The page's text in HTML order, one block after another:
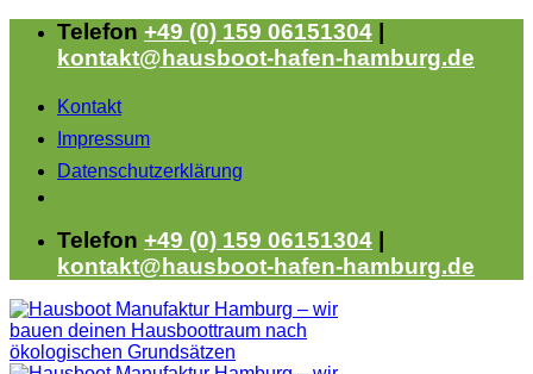
Zum
springen
Telefon +49 (0) 159 06151304
kontakt@hausboot-hafen-hamburg.de
Kontakt
Impressum
Datenschutzerklärung
Telefon +49 (0) 159 06151304
kontakt@hausboot-hafen-hamburg.de